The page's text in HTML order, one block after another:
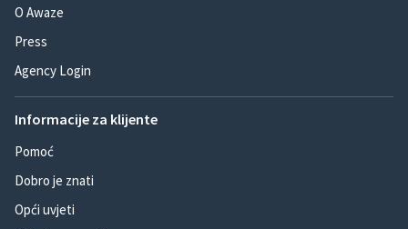
O Awaze
Press
Agency Login
Informacije za klijente
Pomoć
Dobro je znati
Opći uvjeti